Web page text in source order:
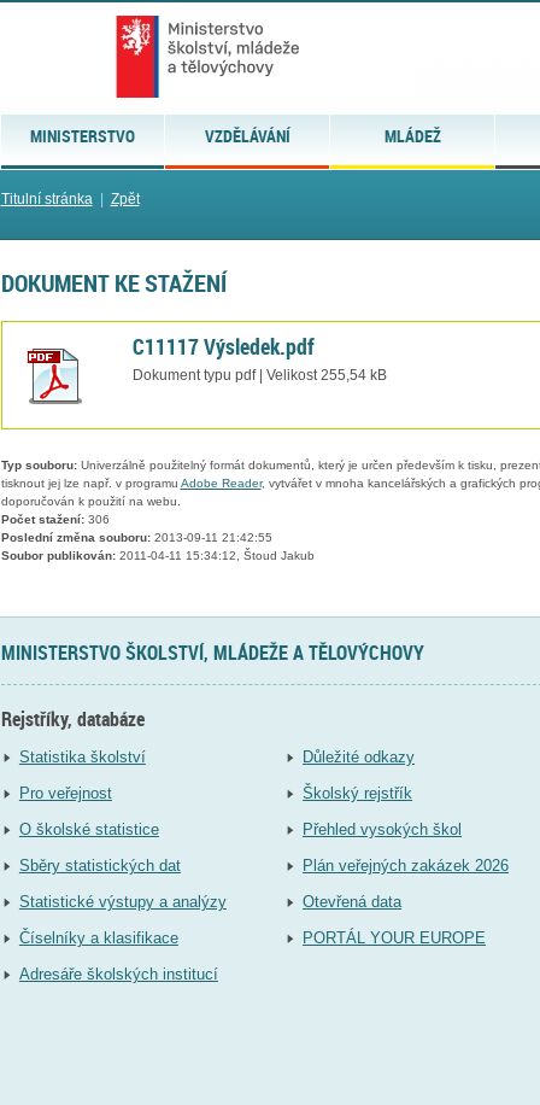
MINISTERSTVO VZDĚLÁVÁNÍ MLÁDEŽ
Titulní stránka| Zpět
DOKUMENT KE STAŽENÍ
C11117 Výsledek.pdf
Dokument typu pdf | Velikost 255,54 kB
Typ souboru:Univerzálně použitelný formát dokumentů, který je určen především k tisku,
tisknout jej lze např. v programu Adobe Reader, vytvářet v mnoha kancelářských a grafických
doporučován k použití na webu.
Počet stažení:306
Poslední změna souboru:2013-09-11 21:42:55
Soubor publikován:2011-04-11 15:34:12, Štoud Jakub
MINISTERSTVO ŠKOLSTVÍ, MLÁDEŽE A TĚLOVÝCHOVY
Rejstříky, databáze
Statistika školství
Pro veřejnost
O školské statistice
Sběry statistických dat
Statistické výstupy a analýzy
Číselníky a klasifikace
Adresáře školských institucí
Důležité odkazy
Školský rejstřík
Přehled vysokých škol
Plán veřejných zakázek 2026
Otevřená data
PORTÁL YOUR EUROPE